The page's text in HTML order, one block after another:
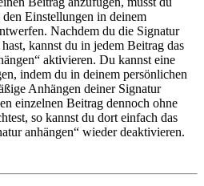
Einstellungen in deinem
Nachdem du die Signatur
kannst du in jedem Beitrag das
aktivieren. Du kannst eine
indem du in deinem persönlichen
Anhängen deiner Signatur
einzelnen Beitrag dennoch ohne
so kannst du dort einfach das
anhängen“ wieder deaktivieren.